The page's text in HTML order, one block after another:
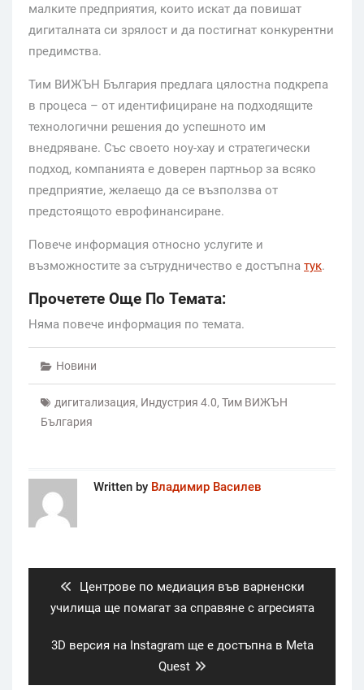
малките предприятия, които искат да повишат
дигиталната си зрялост и да постигнат конкурентни
предимства.
Тим ВИЖЪН България предлага цялостна подкрепа
в процеса – от идентифициране на подходящите
технологични решения до успешното им
внедряване. Със своето ноу-хау и стратегически
подход, компанията е доверен партньор за всяко
предприятие, желаещо да се възползва от
предстоящото еврофинансиране.
Повече информация относно услугите и
възможностите за сътрудничество е достъпна тук.
Прочетете Още По Темата:
Няма повече информация по темата.
Новини
дигитализация, Индустрия 4.0, Тим ВИЖЪН
България
Written by Владимир Василев
Previous
post:
Центрове по медиация във варненски
училища ще помагат за справяне с агресията
Next
3D версия на Instagram ще е достъпна в Meta
Quest